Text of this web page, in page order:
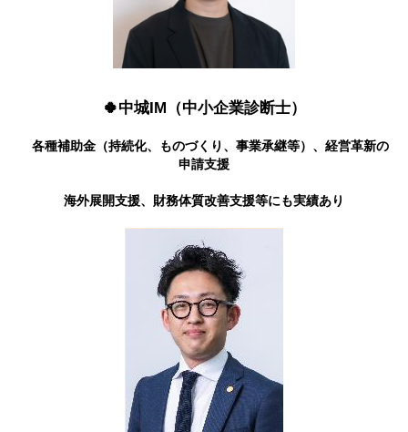
🍀中城IM（中小企業診断士）
各種補助金（持続化、ものづくり、事業承継等）、経営革新の
申請支援
海外展開支援、財務体質改善支援等にも実績あり